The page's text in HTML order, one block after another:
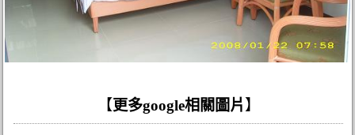
【更多google相關圖片 】